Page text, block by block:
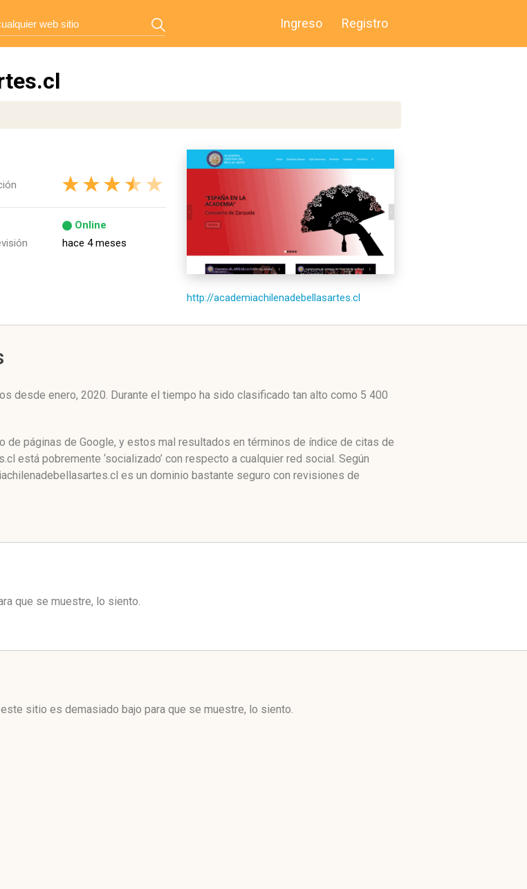
Ingreso Registro
Online
hace 4 meses
http://academiachilenadebellasartes.cl
desde enero, 2020. Durante el tiempo ha sido clasificado tan alto como 5 400
de páginas de Google, y estos mal resultados en términos de índice de citas de
está pobremente ‘socializado’ con respecto a cualquier red social. Según
es un dominio bastante seguro con revisiones de
que se muestre, lo siento.
sitio es demasiado bajo para que se muestre, lo siento.